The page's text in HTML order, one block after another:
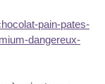
pain-pates-
dangereux-